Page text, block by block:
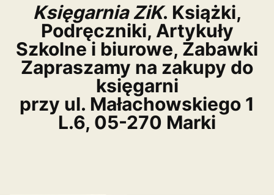
Księgarnia ZiK. Książki,
Podręczniki, Artykuły
Szkolne i biurowe, Zabawki
Zapraszamy na zakupy do
księgarni
przy ul. Małachowskiego 1
L.6, 05-270 Marki